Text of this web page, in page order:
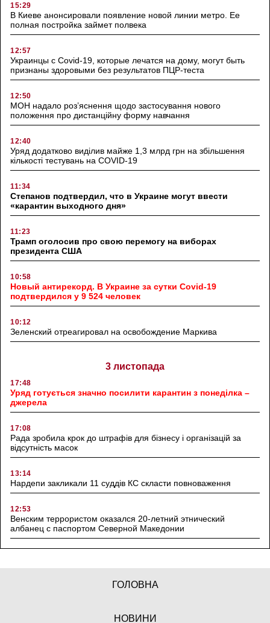
15:29
В Киеве анонсировали появление новой линии метро. Ее
полная постройка займет полвека
12:57
Украинцы с Covid-19, которые лечатся на дому, могут быть
признаны здоровыми без результатов ПЦР-теста
12:50
МОН надало роз’яснення щодо застосування нового
положення про дистанційну форму навчання
12:40
Уряд додатково виділив майже 1,3 млрд грн на збільшення
кількості тестувань на COVID-19
11:34
Степанов подтвердил, что в Украине могут ввести
«карантин выходного дня»
11:23
Трамп оголосив про свою перемогу на виборах
президента США
10:58
Новый антирекорд. В Украине за сутки Covid-19
подтвердился у 9 524 человек
10:12
Зеленский отреагировал на освобождение Маркива
3 листопада
17:48
Уряд готується значно посилити карантин з понеділка –
джерела
17:08
Рада зробила крок до штрафів для бізнесу і організацій за
відсутність масок
13:14
Нардепи закликали 11 суддів КС скласти повноваження
12:53
Венским террористом оказался 20-летний этнический
албанец с паспортом Северной Македонии
ГОЛОВНА
НОВИНИ